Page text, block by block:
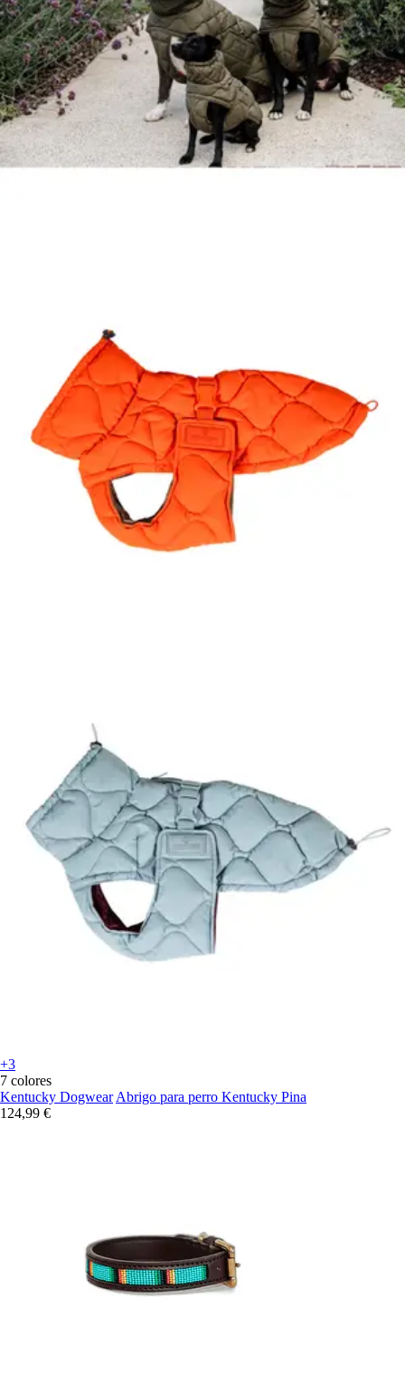
+3
7 colores
Kentucky Dogwear Abrigo para perro Kentucky Pina
124,99 €